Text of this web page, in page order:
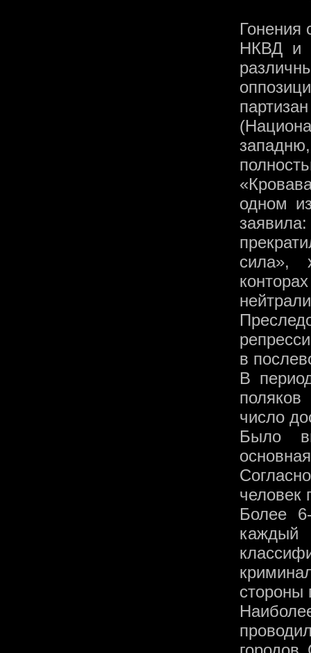
Гонения
НКВД и
одном
сила»,
в
В
число
Было
человек
Более
стороны